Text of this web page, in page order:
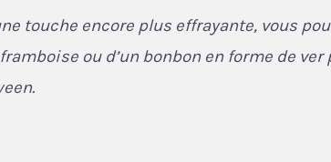
touche encore plus effrayante, vous
framboise ou d’un bonbon en forme de